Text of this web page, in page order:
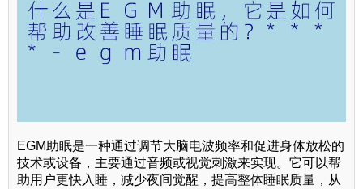
EGM助眠是一种通过调节大脑电波频率和促进身体放松的
技术或设备，主要通过音频或视觉刺激来实现。它可以帮
助用户更快入睡，减少夜间觉醒，提高整体睡眠质量，从